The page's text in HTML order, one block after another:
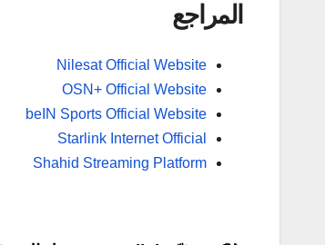
المراجع
Nilesat Official Website
OSN+ Official Website
beIN Sports Official Website
Starlink Internet Official
Shahid Streaming Platform